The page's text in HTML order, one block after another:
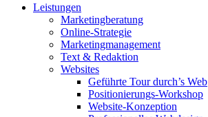
Leistungen
Marketingberatung
Online-Strategie
Marketingmanagement
Text & Redaktion
Websites
Geführte Tour durch’s Web
Positionierungs-Workshop
Website-Konzeption